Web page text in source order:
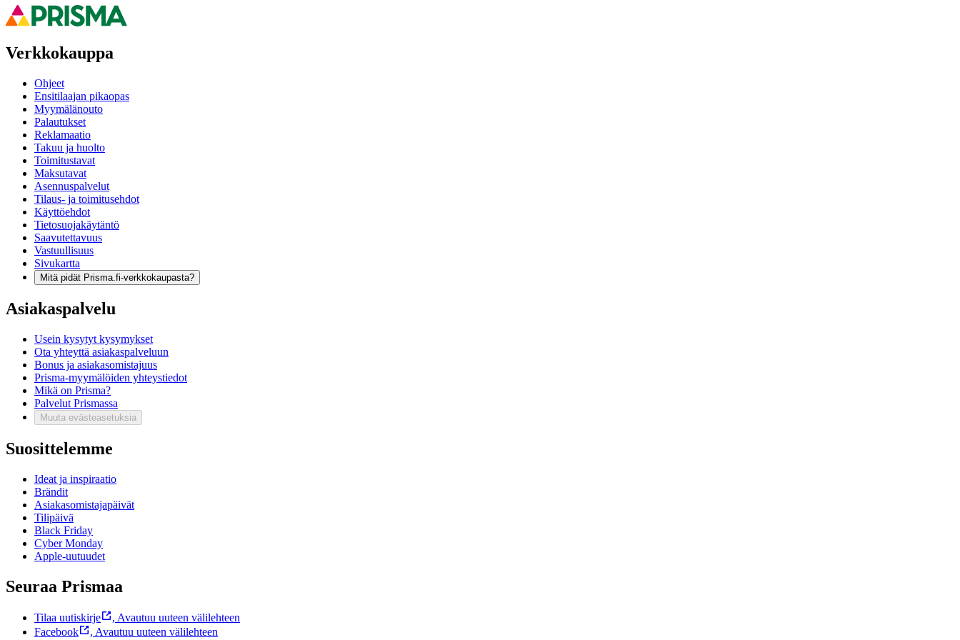
Verkkokauppa
Ohjeet
Ensitilaajan pikaopas
Myymälänouto
Palautukset
Reklamaatio
Takuu ja huolto
Toimitustavat
Maksutavat
Asennuspalvelut
Tilaus- ja toimitusehdot
Käyttöehdot
Tietosuojakäytäntö
Saavutettavuus
Vastuullisuus
Sivukartta
Mitä pidät Prisma.fi-verkkokaupasta?
Asiakaspalvelu
Usein kysytyt kysymykset
Ota yhteyttä asiakaspalveluun
Bonus ja asiakasomistajuus
Prisma-myymälöiden yhteystiedot
Mikä on Prisma?
Palvelut Prismassa
Muuta evästeasetuksia
Suosittelemme
Ideat ja inspiraatio
Brändit
Asiakasomistajapäivät
Tilipäivä
Black Friday
Cyber Monday
Apple-uutuudet
Seuraa Prismaa
Tilaa uutiskirje , Avautuu uuteen välilehteen
Facebook
, Avautuu uuteen välilehteen